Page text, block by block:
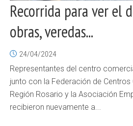
Recorrida para ver el
obras, veredas...
24/04/2024
Representantes del centro
junto con la Federación de
Región Rosario y la Asociación
recibieron nuevamente a...